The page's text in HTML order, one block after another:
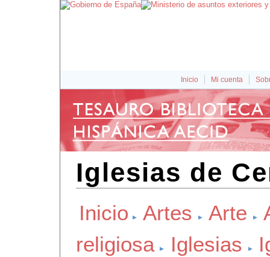
Inicio Mi cuenta
Iglesias de
Inicio Artes Arte
religiosa
Iglesias